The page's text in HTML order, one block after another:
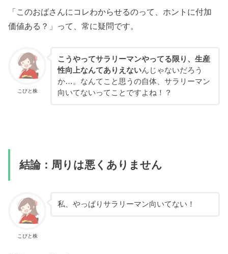
「このおばさんにコレわからせるのって、ホントに付加
価値ある？」って、常に疑問です。
こびと株
こうやってサラリーマンやってる限り、生産
性向上なんてありえないんじゃないだろう
か…。なんてこと思うの自体、サラリーマン
向いてないってことですよね！？
結論：周りは悪くありません
こびと株
私、やっぱりサラリーマン向いてない！